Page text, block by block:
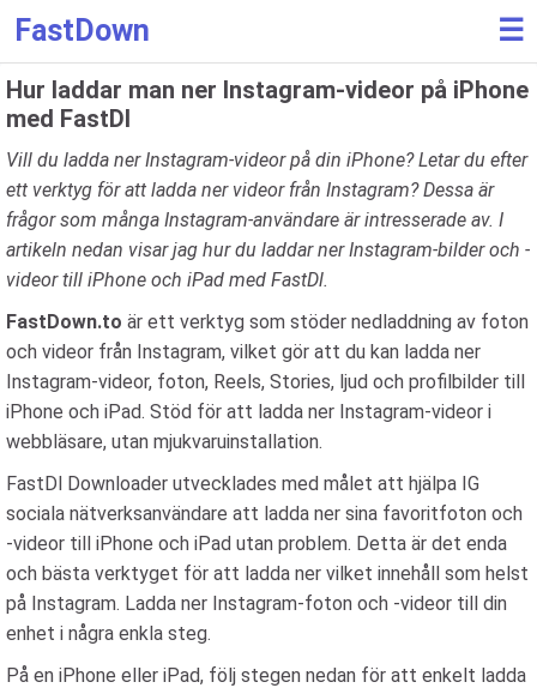
FastDown ☰
Hur laddar man ner Instagram-videor på iPhone
med FastDl
Vill du ladda ner Instagram-videor på din iPhone? Letar du efter
ett verktyg för att ladda ner videor från Instagram? Dessa är
frågor som många Instagram-användare är intresserade av. I
artikeln nedan visar jag hur du laddar ner Instagram-bilder och -
videor till iPhone och iPad med FastDl.
FastDown.to är ett verktyg som stöder nedladdning av foton
och videor från Instagram, vilket gör att du kan ladda ner
Instagram-videor, foton, Reels, Stories, ljud och profilbilder till
iPhone och iPad. Stöd för att ladda ner Instagram-videor i
webbläsare, utan mjukvaruinstallation.
FastDl Downloader utvecklades med målet att hjälpa IG
sociala nätverksanvändare att ladda ner sina favoritfoton och
-videor till iPhone och iPad utan problem. Detta är det enda
och bästa verktyget för att ladda ner vilket innehåll som helst
på Instagram. Ladda ner Instagram-foton och -videor till din
enhet i några enkla steg.
På en iPhone eller iPad, följ stegen nedan för att enkelt ladda